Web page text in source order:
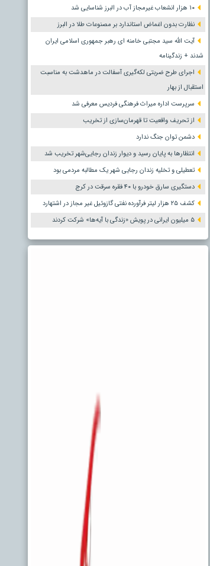
۱۰ هزار انشعاب غیرمجاز آب در البرز شناسایی شد
نظارت بدون اغماض استاندارد بر مصنوعات طلا در البرز
آیت الله سید مجتبی خامنه ای رهبر جمهوری اسلامی ایران
شدند + زندگینامه
اجرای طرح ضربتی لکه‌گیری آسفالت در ماهدشت به مناسبت
استقبال از بهار
سرپرست اداره میراث فرهنگی فردیس معرفی شد
از تحریف واقعیت تا قهرمان‌سازی از تخریب
دشمن توان جنگ ندارد
انتظارها به پایان رسید و دیوار زندان رجایی‌شهر تخریب شد
تعطیلی و تخلیه زندان رجایی شهر یک مطالبه مردمی بود
دستگیری سارق خودرو با ۴۰ فقره سرقت در کرج
کشف ۲۵ هزار لیتر فرآورده نفتی گازوئیل غیر مجاز در اشتهارد
۵ میلیون ایرانی در پویش «زندگی با آیه‌ها» شرکت کردند